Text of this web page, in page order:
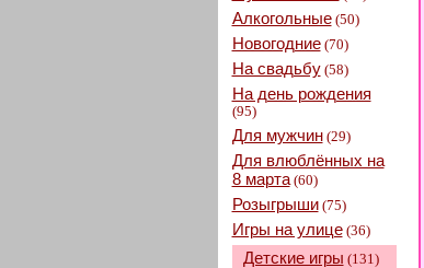
Алкогольные(50)
Новогодние(70)
На свадьбу(58)
На день рождения
(95)
Для мужчин(29)
Для влюблённых на
8 марта(60)
Розыгрыши(75)
Игры на улице(36)
Детские игры (131)